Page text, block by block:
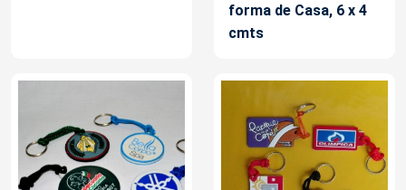
forma de Casa, 6 x 4
cmts